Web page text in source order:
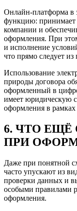
Онлайн‑платформа в
функцию: принимает
компании и
оформления. При
и исполнение
что прямо следует
Использование
природы договора
оформленный в
имеет юридическую
оформления в рамках
6. ЧТО ЕЩЁ
ПРИ
Даже при понятной
часто упускают из
проверки данных и
особыми правилами
оформления.